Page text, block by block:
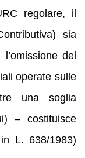
regolare, il
sia
del
operate sulle
una soglia
– costituisce
L. 638/1983)